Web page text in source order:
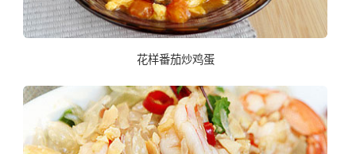
花样番茄炒鸡蛋